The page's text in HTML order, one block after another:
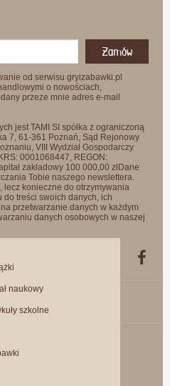
Zamów
od serwisu gryizabawki.pl
o nowościach,
przeze mnie adres e-mail
jest TAMI SI spółka z ograniczoną
7, 61-361 Poznań, Sąd Rejonowy
VIII Wydział Gospodarczy
0001068447, REGON:
zakładowy 100 000,00 złDane
Tobie naszego newslettera.
konieczne do otrzymywania
do treści swoich danych, ich
przetwarzanie danych w każdym
danych osobowych w naszej
naukowy
szkolne